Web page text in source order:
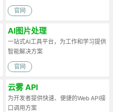
官网
AI图片处理
一站式AI工具平台，为工作和学习提供
智能解决方案
官网
云雾 API
为开发者提供快速、便捷的Web API接
口调用方案